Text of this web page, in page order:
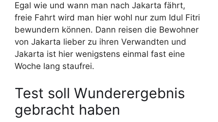
Egal wie und wann man nach Jakarta fährt,
freie Fahrt wird man hier wohl nur zum Idul Fitri
bewundern können. Dann reisen die Bewohner
von Jakarta lieber zu ihren Verwandten und
Jakarta ist hier wenigstens einmal fast eine
Woche lang staufrei.
Test soll Wunderergebnis
gebracht haben